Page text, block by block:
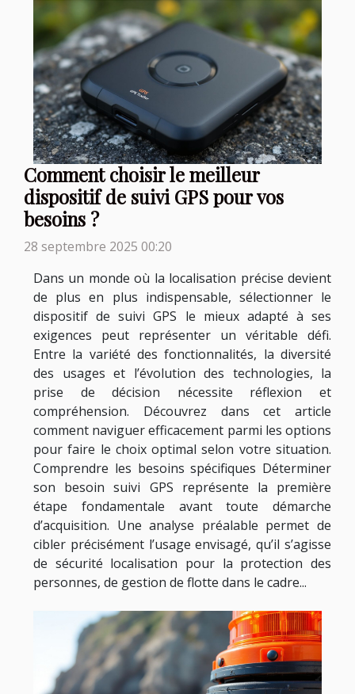
Comment choisir le meilleur
dispositif de suivi GPS pour vos
besoins ?
28 septembre 2025 00:20
Dans un monde où la localisation précise devient
de plus en plus indispensable, sélectionner le
dispositif de suivi GPS le mieux adapté à ses
exigences peut représenter un véritable défi.
Entre la variété des fonctionnalités, la diversité
des usages et l’évolution des technologies, la
prise de décision nécessite réflexion et
compréhension. Découvrez dans cet article
comment naviguer efficacement parmi les options
pour faire le choix optimal selon votre situation.
Comprendre les besoins spécifiques Déterminer
son besoin suivi GPS représente la première
étape fondamentale avant toute démarche
d’acquisition. Une analyse préalable permet de
cibler précisément l’usage envisagé, qu’il s’agisse
de sécurité localisation pour la protection des
personnes, de gestion de flotte dans le cadre...